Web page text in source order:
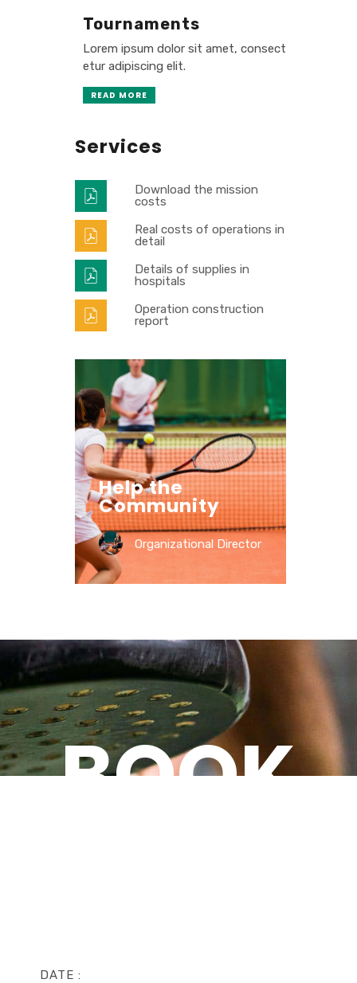
Tournaments
Lorem ipsum dolor sit amet, consect
etur adipiscing elit.
READ MORE
Services
Download the mission
costs
Real costs of operations in
detail
Details of supplies in
hospitals
Operation construction
report
Help the
Community
Organizational Director
BOOK
DATE :